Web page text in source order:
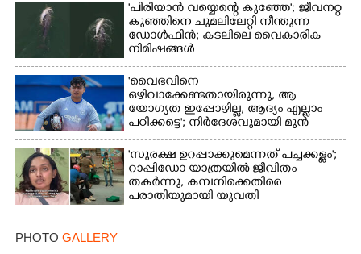
'പിരിയാൻ വയ്യെന്റെ കുഞ്ഞേ'; ജീവനറ്റ
കുഞ്ഞിനെ ചുമലിലേറ്റി നീന്തുന്ന
ഡോൾഫിൻ; കടലിലെ വൈകാരിക
നിമിഷങ്ങൾ
'വൈഭവിനെ
ഒഴിവാക്കേണ്ടതായിരുന്നു,​ ആ
യോഗ്യത ഇപ്പോഴില്ല, ആദ്യം എല്ലാം
പഠിക്കട്ടെ'; നിർദേശവുമായി മുൻ
ക്രിക്കറ്റ് താരം
'സുരക്ഷ ഉറപ്പാക്കുമെന്നത് പച്ചക്കള്ളം';
റാപ്പിഡോ യാത്രയിൽ ജീവിതം
തകർന്നു, കമ്പനിക്കെതിരെ
പരാതിയുമായി യുവതി
PHOTO GALLERY